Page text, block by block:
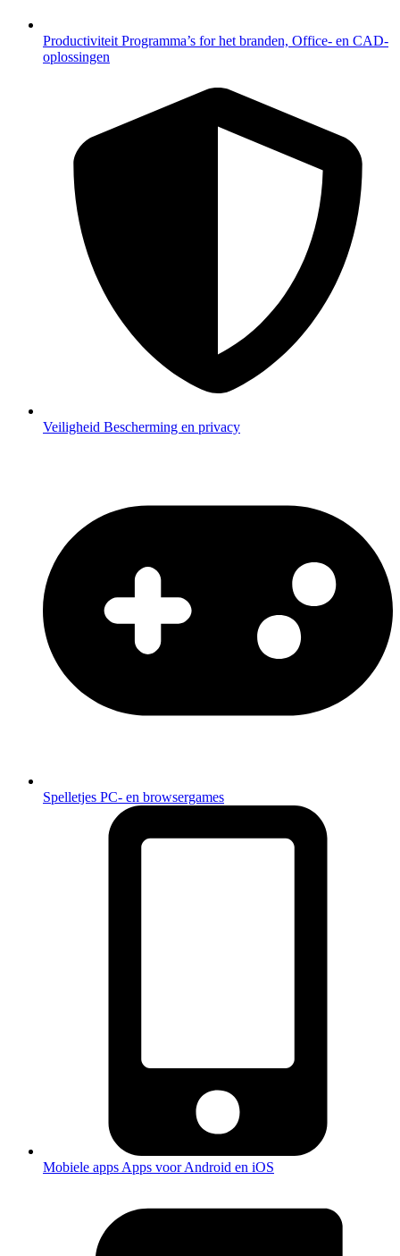
Productiviteit Programma’s for het branden, Office- en CAD-
oplossingen
Veiligheid Bescherming en privacy
Spelletjes PC- en browsergames
Mobiele apps Apps voor Android en iOS